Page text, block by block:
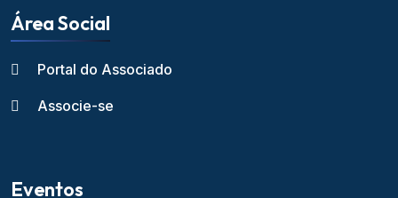
Área Social
Portal do Associado
Associe-se
Eventos